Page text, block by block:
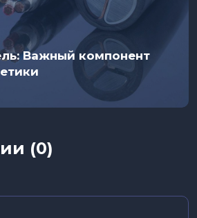
Важный компонент
(0)